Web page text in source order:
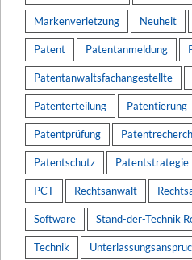
Markenverletzung Neuheit
Patent Patentanmeldung
Patentanwaltsfachangestellte
Patenterteilung Patentierung
Patentprüfung
Patentschutz Patentstrategie
PCT Rechtsanwalt
Software Stand-der-Technik
Technik